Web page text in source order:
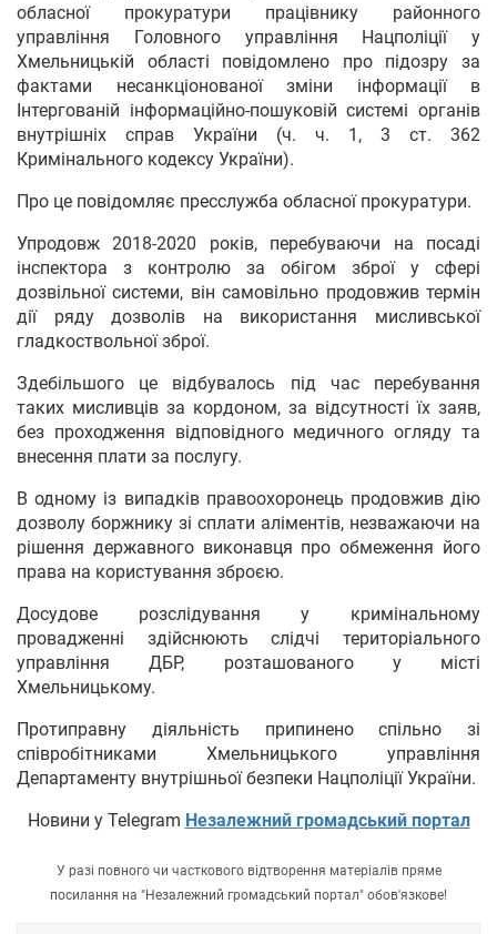
обласної прокуратури працівнику районного
управління Головного управління Нацполіції у
Хмельницькій області повідомлено про підозру за
фактами несанкціонованої зміни інформації в
Інтергованій інформаційно-пошуковій системі органів
внутрішніх справ України (ч. ч. 1, 3 ст. 362
Кримінального кодексу України).
Про це повідомляє пресслужба обласної прокуратури.
Упродовж 2018-2020 років, перебуваючи на посаді
інспектора з контролю за обігом зброї у сфері
дозвільної системи, він самовільно продовжив термін
дії ряду дозволів на використання мисливської
гладкоствольної зброї.
Здебільшого це відбувалось під час перебування
таких мисливців за кордоном, за відсутності їх заяв,
без проходження відповідного медичного огляду та
внесення плати за послугу.
В одному із випадків правоохоронець продовжив дію
дозволу боржнику зі сплати аліментів, незважаючи на
рішення державного виконавця про обмеження його
права на користування зброєю.
Досудове розслідування у кримінальному
провадженні здійснюють слідчі територіального
управління ДБР, розташованого у місті
Хмельницькому.
Протиправну діяльність припинено спільно зі
співробітниками Хмельницького управління
Департаменту внутрішньої безпеки Нацполіції України.
Новини у Telegram Незалежний громадський портал
У разі повного чи часткового відтворення матеріалів пряме
посилання на "Незалежний громадський портал" обов'язкове!